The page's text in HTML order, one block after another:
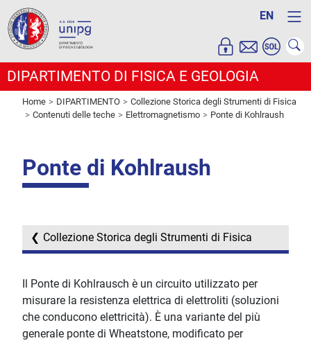
EN
DIPARTIMENTO DI FISICA E GEOLOGIA
Home DIPARTIMENTO
Collezione Storica degli Strumenti di Fisica
Contenuti delle teche
Elettromagnetismo Ponte di Kohlraush
Ponte di Kohlraush
Collezione Storica degli Strumenti di Fisica
Il Ponte di Kohlrausch è un circuito utilizzato per
misurare la resistenza elettrica di elettroliti (soluzioni
che conducono elettricità). È una variante del più
generale ponte di Wheatstone, modificato per